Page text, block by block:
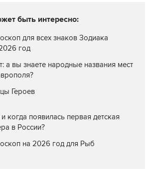
быть интересно:
для всех знаков Зодиака
год
а вы знаете народные названия мест
Героев
и когда появилась первая детская
в России?
на 2026 год для Рыб